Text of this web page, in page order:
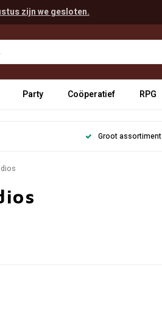
zijn we gesloten.
Party Coöperatief RPG
Groot assortiment